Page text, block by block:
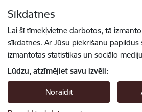
Sīkdatnes
Lai šī tīmekļvietne darbotos, tā
sīkdatnes. Ar Jūsu piekrišanu papildus
izmantotas statistikas un sociālo
Lūdzu, atzīmējiet savu izvēli:
Noraidīt